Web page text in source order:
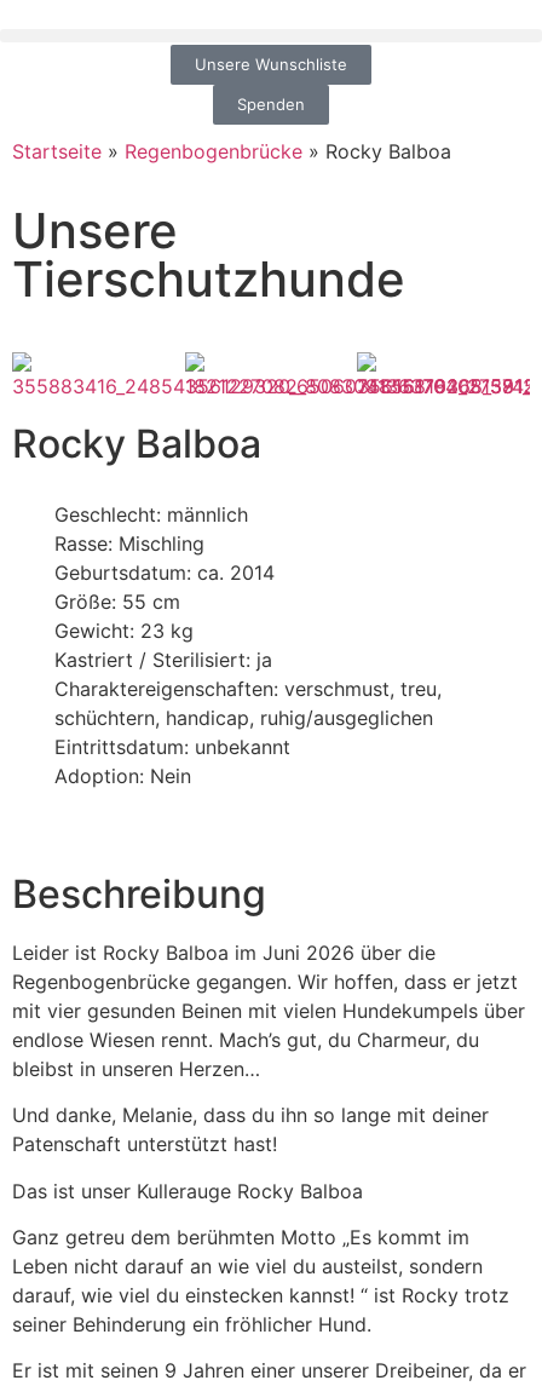
Unsere Wunschliste
Spenden
Startseite » Regenbogenbrücke » Rocky Balboa
Unsere
Tierschutzhunde
Rocky Balboa
Geschlecht: männlich
Rasse: Mischling
Geburtsdatum: ca. 2014
Größe: 55 cm
Gewicht: 23 kg
Kastriert / Sterilisiert: ja
Charaktereigenschaften: verschmust, treu,
schüchtern, handicap, ruhig/ausgeglichen
Eintrittsdatum: unbekannt
Adoption: Nein
Beschreibung
Leider ist Rocky Balboa im Juni 2026 über die
Regenbogenbrücke gegangen. Wir hoffen, dass er jetzt
mit vier gesunden Beinen mit vielen Hundekumpels über
endlose Wiesen rennt. Mach’s gut, du Charmeur, du
bleibst in unseren Herzen…
Und danke, Melanie, dass du ihn so lange mit deiner
Patenschaft unterstützt hast!
Das ist unser Kullerauge Rocky Balboa
Ganz getreu dem berühmten Motto „Es kommt im
Leben nicht darauf an wie viel du austeilst, sondern
darauf, wie viel du einstecken kannst! “ ist Rocky trotz
seiner Behinderung ein fröhlicher Hund.
Er ist mit seinen 9 Jahren einer unserer Dreibeiner, da er